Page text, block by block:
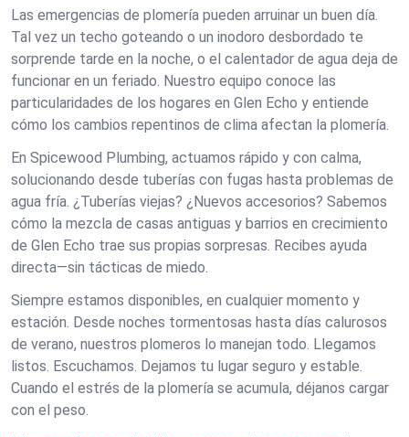
Las emergencias de plomería pueden arruinar un buen día.
Tal vez un techo goteando o un inodoro desbordado te
sorprende tarde en la noche, o el calentador de agua deja de
funcionar en un feriado. Nuestro equipo conoce las
particularidades de los hogares en Glen Echo y entiende
cómo los cambios repentinos de clima afectan la plomería.
En Spicewood Plumbing, actuamos rápido y con calma,
solucionando desde tuberías con fugas hasta problemas de
agua fría. ¿Tuberías viejas? ¿Nuevos accesorios? Sabemos
cómo la mezcla de casas antiguas y barrios en crecimiento
de Glen Echo trae sus propias sorpresas. Recibes ayuda
directa—sin tácticas de miedo.
Siempre estamos disponibles, en cualquier momento y
estación. Desde noches tormentosas hasta días calurosos
de verano, nuestros plomeros lo manejan todo. Llegamos
listos. Escuchamos. Dejamos tu lugar seguro y estable.
Cuando el estrés de la plomería se acumula, déjanos cargar
con el peso.